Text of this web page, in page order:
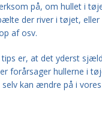
på, om hullet i
der river i tøjet, eller
af osv.
tips er, at det yderst
forårsager hullerne i
kan ændre på i